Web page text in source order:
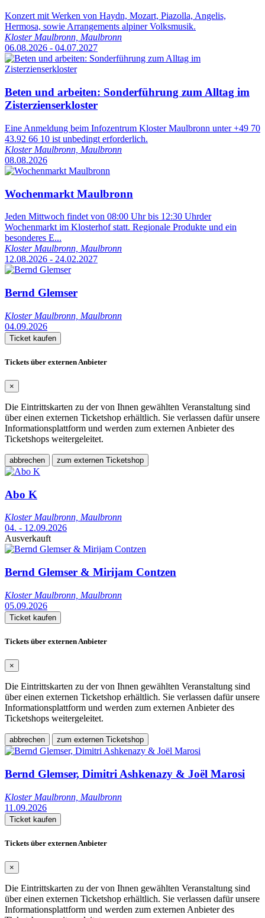
Konzert mit Werken von Haydn, Mozart, Piazolla, Angelis,
Hermosa, sowie Arrangements alpiner Volksmusik.
Kloster Maulbronn, Maulbronn
06.08.2026 - 04.07.2027
Beten und arbeiten: Sonderführung zum Alltag im
Zisterzienserkloster
Eine Anmeldung beim Infozentrum Kloster Maulbronn unter +49 70
43.92 66 10 ist unbedingt erforderlich.
Kloster Maulbronn, Maulbronn
08.08.2026
Wochenmarkt Maulbronn
Jeden Mittwoch findet von 08:00 Uhr bis 12:30 Uhrder
Wochenmarkt im Klosterhof statt. Regionale Produkte und ein
besonderes E...
Kloster Maulbronn, Maulbronn
12.08.2026 - 24.02.2027
Bernd Glemser
Kloster Maulbronn, Maulbronn
04.09.2026
Ticket kaufen
Tickets über externen Anbieter
×
Die Eintrittskarten zu der von Ihnen gewählten Veranstaltung sind
über einen externen Ticketshop erhältlich. Sie verlassen dafür unsere
Informationsplattform und werden zum externen Anbieter des
Ticketshops weitergeleitet.
abbrechen zum externen Ticketshop
Abo K
Kloster Maulbronn, Maulbronn
04. - 12.09.2026
Ausverkauft
Bernd Glemser & Mirijam Contzen
Kloster Maulbronn, Maulbronn
05.09.2026
Ticket kaufen
Tickets über externen Anbieter
×
Die Eintrittskarten zu der von Ihnen gewählten Veranstaltung sind
über einen externen Ticketshop erhältlich. Sie verlassen dafür unsere
Informationsplattform und werden zum externen Anbieter des
Ticketshops weitergeleitet.
abbrechen zum externen Ticketshop
Bernd Glemser, Dimitri Ashkenazy & Joël Marosi
Kloster Maulbronn, Maulbronn
11.09.2026
Ticket kaufen
Tickets über externen Anbieter
×
Die Eintrittskarten zu der von Ihnen gewählten Veranstaltung sind
über einen externen Ticketshop erhältlich. Sie verlassen dafür unsere
Informationsplattform und werden zum externen Anbieter des